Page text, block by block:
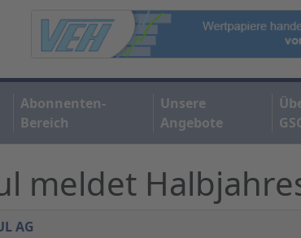
Abonnenten-
Bereich
Unsere
Angebote
meldet
AG